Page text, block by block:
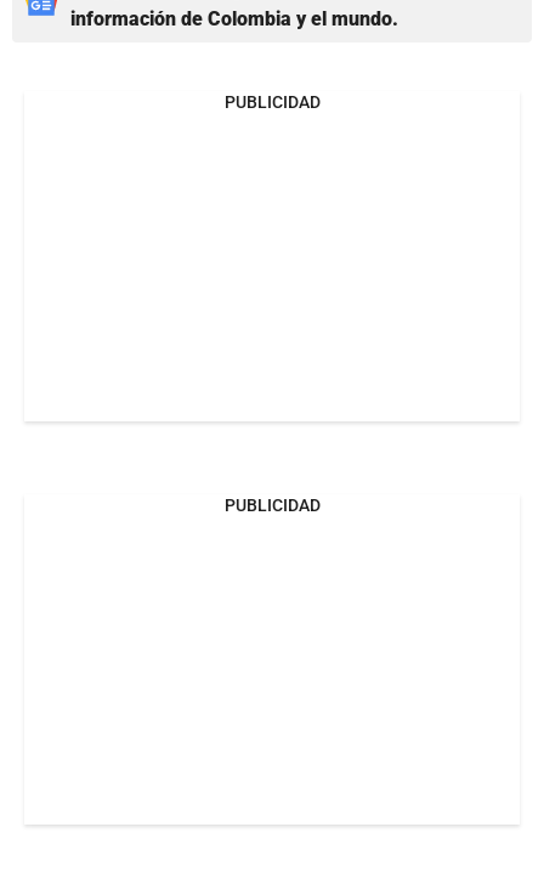
información de Colombia y el mundo.
PUBLICIDAD
PUBLICIDAD